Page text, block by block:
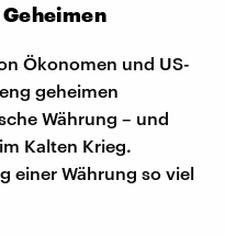
Ökonomen und US-
geheimen
Währung – und
Kalten Krieg.
einer Währung so viel